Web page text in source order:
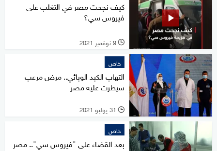
كيف نجحت مصر في التغلب على
فيروس سي؟
l 9 نوفمبر 2021
خاص
التهاب الكبد الوبائي.. مرض مرعب
سيطرت عليه مصر
l 31 يوليو 2021
خاص
بعد القضاء على "فيروس سي".. مصر